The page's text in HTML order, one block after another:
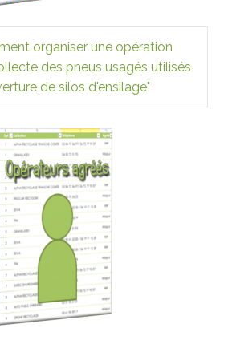
organiser une opération
des pneus usagés utilisés
de silos d'ensilage"